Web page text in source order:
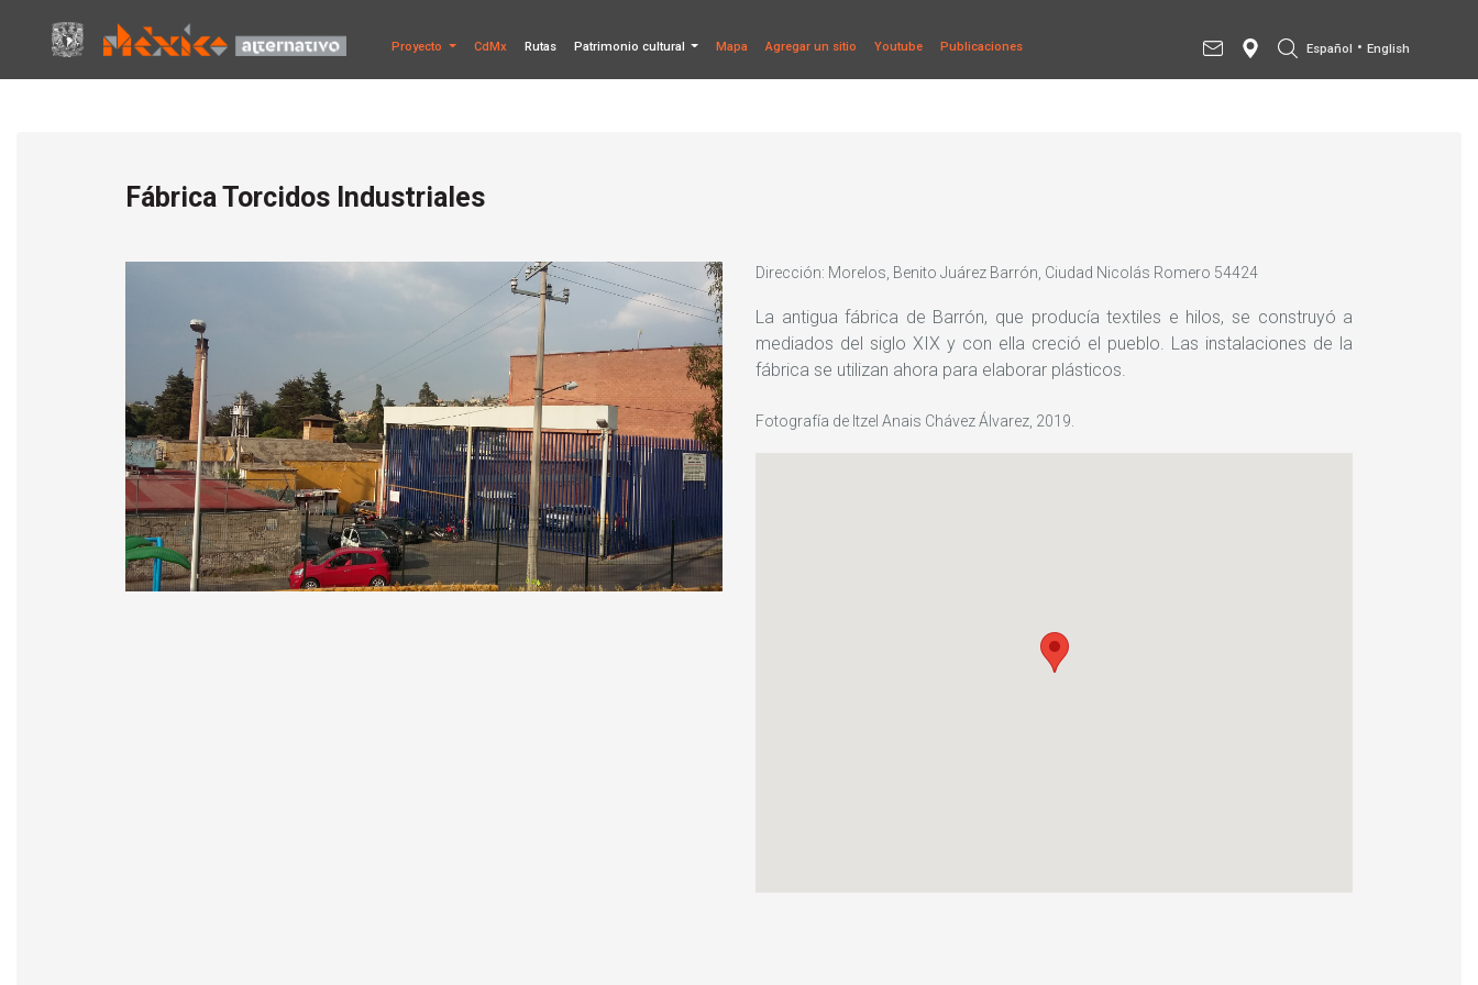
Proyecto CdMx Rutas Patrimonio cultural Mapa Agregar un sitio Youtube Publicaciones Español • English
Fábrica Torcidos Industriales
Dirección: Morelos, Benito Juárez Barrón, Ciudad Nicolás Romero 54424
La antigua fábrica de Barrón, que producía textiles e hilos, se construyó a
mediados del siglo XIX y con ella creció el pueblo. Las instalaciones de la
fábrica se utilizan ahora para elaborar plásticos.
Fotografía de Itzel Anais Chávez Álvarez, 2019.